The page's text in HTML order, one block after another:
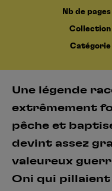
Nb de pages
Collection
Catégorie
Une légende
extrêmement
pêche et
devint assez
valeureux
Oni qui pillaient